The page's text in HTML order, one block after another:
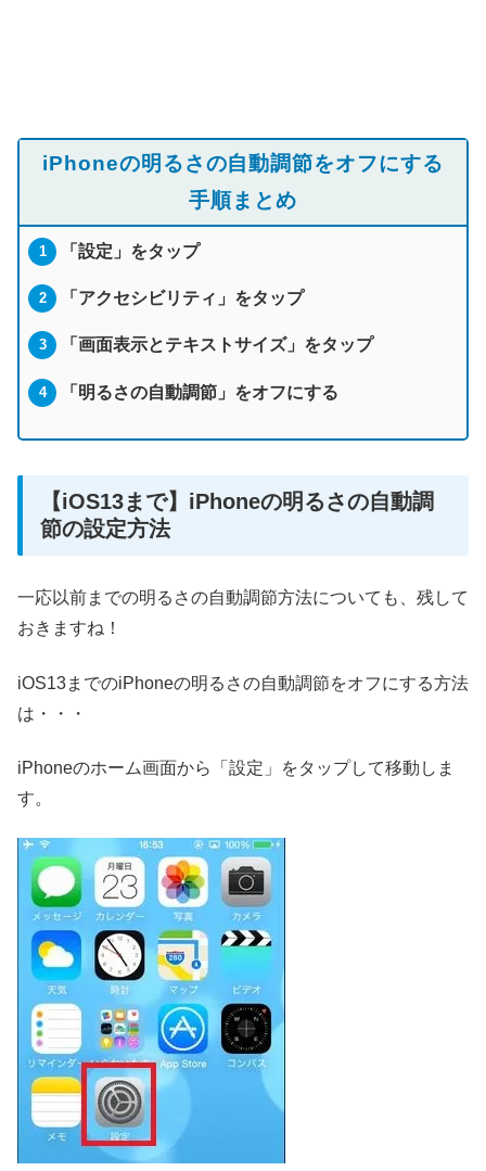
iPhoneの明るさの自動調節をオフにする
手順まとめ
「設定」をタップ
「アクセシビリティ」をタップ
「画面表示とテキストサイズ」をタップ
「明るさの自動調節」をオフにする
【iOS13まで】iPhoneの明るさの自動調
節の設定方法
一応以前までの明るさの自動調節方法についても、残して
おきますね！
iOS13までのiPhoneの明るさの自動調節をオフにする方法
は・・・
iPhoneのホーム画面から「設定」をタップして移動しま
す。